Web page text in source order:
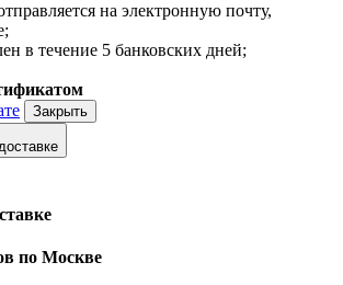
на электронную почту,
в течение 5 банковских дней;
Закрыть
по Москве